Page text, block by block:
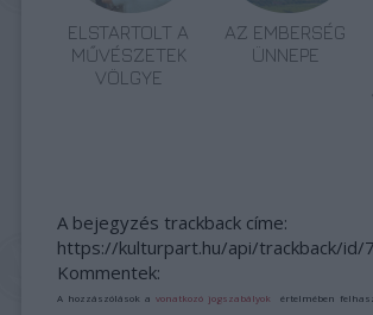
ELSTARTOLT A
MŰVÉSZETEK
VÖLGYE
AZ EMBERSÉG
ÜNNEPE
A bejegyzés trackback címe:
https://kulturpart.hu/api/trackback/id/
Kommentek:
A hozzászólások avonatkozó jogszabályok értelmében